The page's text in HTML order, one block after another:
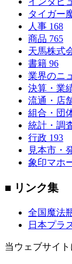
タイガー
人事 168
商品 765
天馬株式
書籍 96
業界のニ
決算・業
流通・店
組合・団
統計・調
行政 193
見本市・
象印マホ
■ リンク集
全国魔法
日本プラ
当ウェブサイ